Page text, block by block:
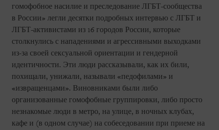
гомофобное насилие и преследование ЛГБТ-сообщества
в России» легли десятки подробных интервью с ЛГБТ и
ЛГБТ-активистами из 16 городов России, которые
столкнулись с нападениями и агрессивными выходками
из-за своей сексуальной ориентации и гендерной
идентичности. Эти люди рассказывали, как их били,
похищали, унижали, называли «педофилами» и
«извращенцами». Виновниками были либо
организованные гомофобные группировки, либо просто
незнакомые люди в метро, на улице, в ночных клубах,
кафе и (в одном случае) на собеседовании при приеме на